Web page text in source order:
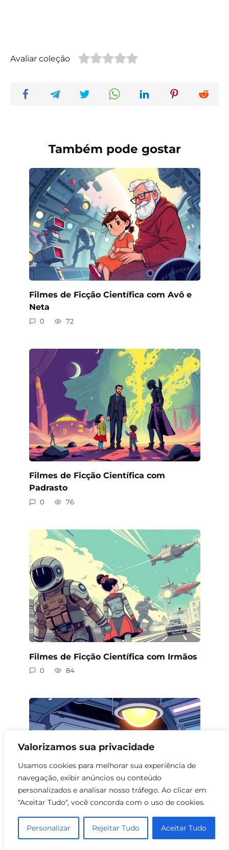
Valorizamos sua privacidade
Usamos cookies para melhorar sua experiência de
navegação, exibir anúncios ou conteúdo
personalizados e analisar nosso tráfego. Ao clicar em
"Aceitar Tudo", você concorda com o uso de cookies.
Personalizar Rejeitar Tudo Aceitar Tudo
Avaliar coleção
Também pode gostar
Filmes de Ficção Científica com Avô e
Neta
0 72
Filmes de Ficção Científica com
Padrasto
0 76
Filmes de Ficção Científica com Irmãos
0 84
Filmes de Ficção Científica com Irmãs
Gêmeas